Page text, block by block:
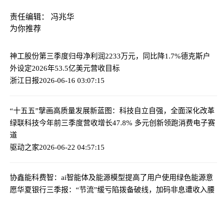
责任编辑： 冯兆华
为你推荐
神工股份第三季度归母净利润2233万元，同比降1.7%德克斯户
外设定2026年53.5亿美元营收目标
浙江日报2026-06-16 03:07:15
“十五五”擘画高质量发展新蓝图：科技自立自强，全面深化改革
绿联科技今年前三季度营收增长47.8% 多元创新领跑消费电子赛
道
驱动之家2026-06-22 04:57:15
协鑫能科费智：ai智能体及能源模型提高了用户使用绿色能源意
愿华夏银行三季报：“节流”缓亏陷拨备破线，加码非息遭收入腰